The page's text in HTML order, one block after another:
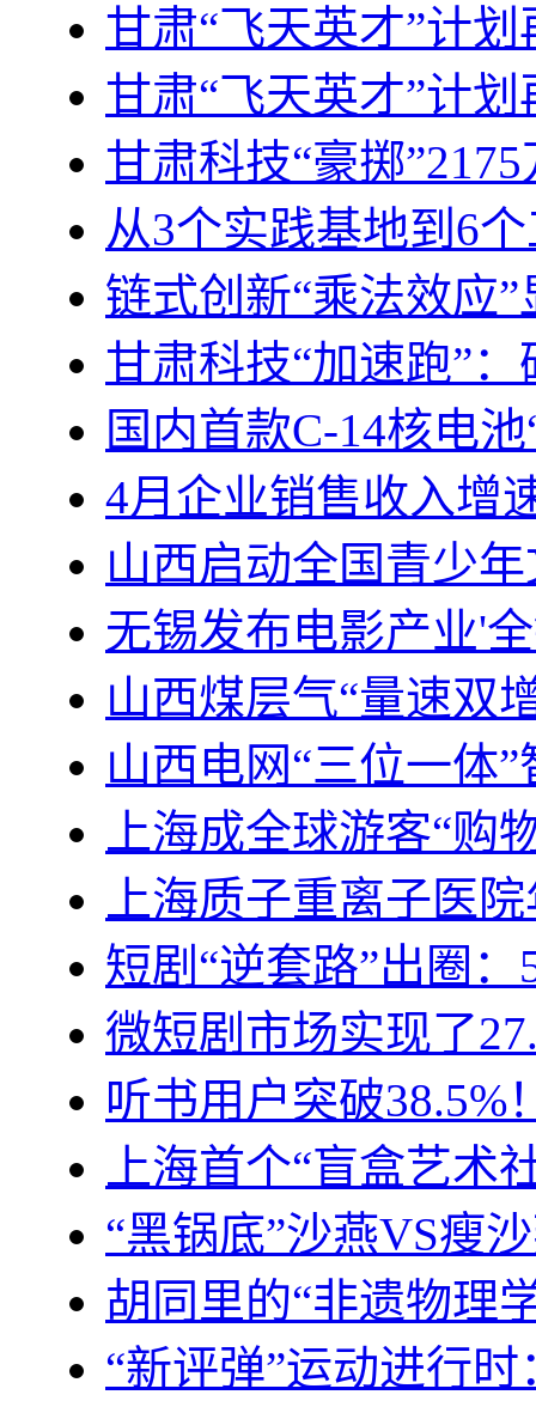
甘肃“飞天英才”计
甘肃“飞天英才”计
甘肃科技“豪掷
从3个实践基地到6
链式创新“乘法效应
甘肃科技“加速跑”
国内首款C-14核电
4月企业销售收入增
山西启动全国青少
无锡发布电影产业'
山西煤层气“量速双
山西电网“三位一体
上海成全球游客“购
上海质子重离子医
短剧“逆套路”出圈
微短剧市场实现了
听书用户突破38.5%
上海首个“盲盒艺术
“黑锅底”沙燕VS瘦
胡同里的“非遗物理
“新评弹”运动进行